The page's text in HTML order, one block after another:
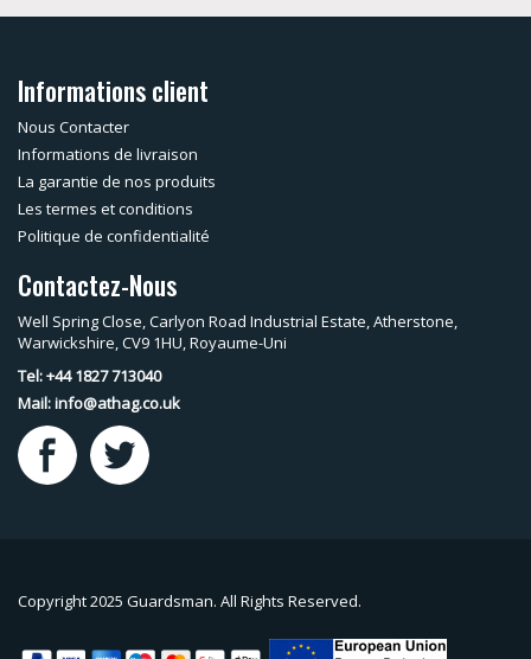
Informations client
Nous Contacter
Informations de livraison
La garantie de nos produits
Les termes et conditions
Politique de confidentialité
Contactez-Nous
Well Spring Close, Carlyon Road Industrial Estate, Atherstone,
Warwickshire, CV9 1HU, Royaume-Uni
Tel: +44 1827 713040
Mail:info@athag.co.uk
Copyright 2025 Guardsman. All Rights Reserved.